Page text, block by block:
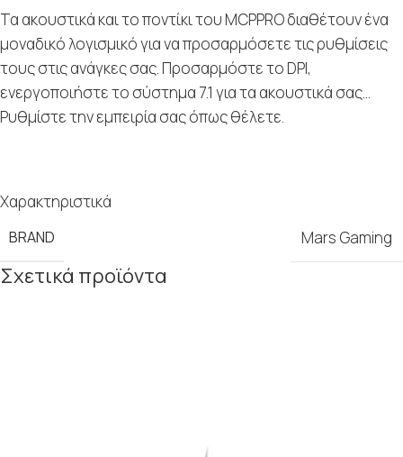
Τα ακουστικά και το ποντίκι του MCPPRO διαθέτουν ένα
μοναδικό λογισμικό για να προσαρμόσετε τις ρυθμίσεις
τους στις ανάγκες σας. Προσαρμόστε το DPI,
ενεργοποιήστε το σύστημα 7.1 για τα ακουστικά σας…
Ρυθμίστε την εμπειρία σας όπως θέλετε.
Χαρακτηριστικά
BRAND Mars Gaming
Σχετικά προϊόντα